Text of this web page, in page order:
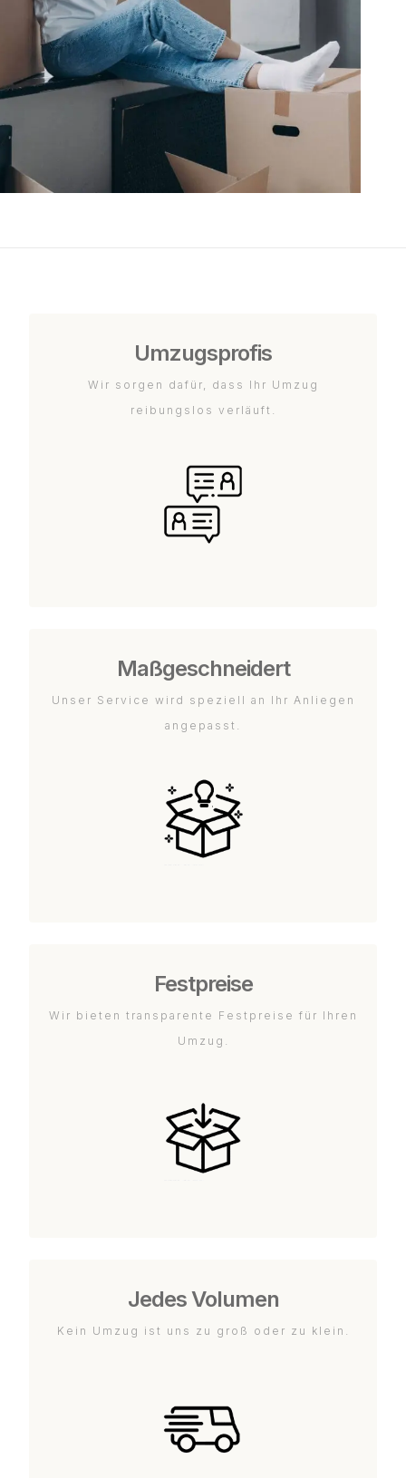
Umzugsprofis
Wir sorgen dafür, dass Ihr Umzug
reibungslos verläuft.
Maßgeschneidert
Unser Service wird speziell an Ihr Anliegen
angepasst.
Festpreise
Wir bieten transparente Festpreise für Ihren
Umzug.
Jedes Volumen
Kein Umzug ist uns zu groß oder zu klein.